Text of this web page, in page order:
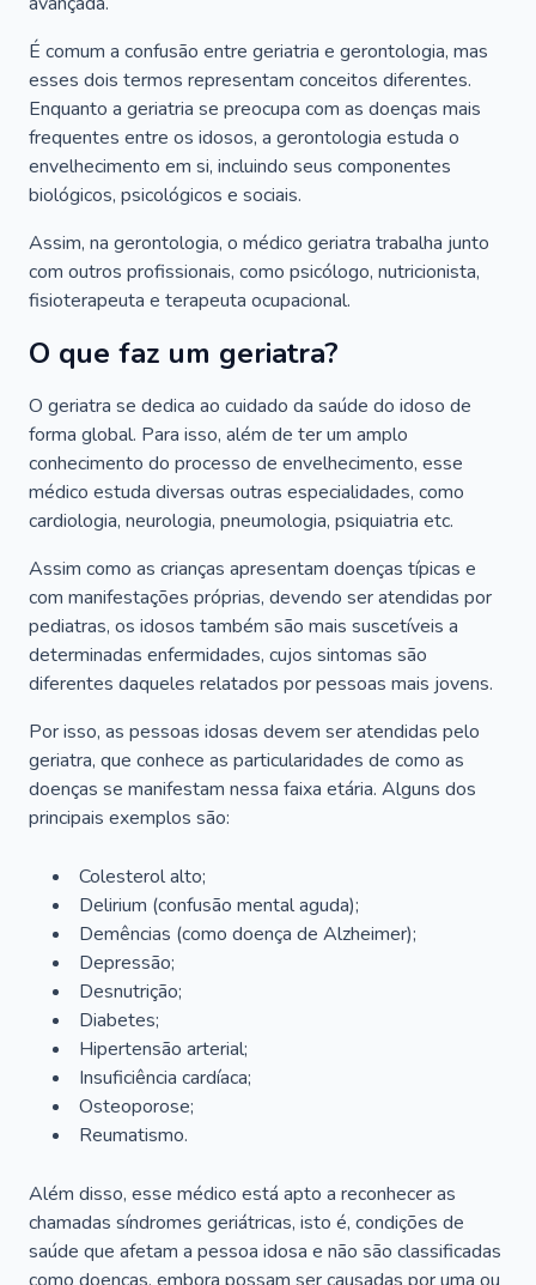
É comum a confusão entre geriatria e gerontologia, mas
esses dois termos representam conceitos diferentes.
Enquanto a geriatria se preocupa com as doenças mais
frequentes entre os idosos, a gerontologia estuda o
envelhecimento em si, incluindo seus componentes
biológicos, psicológicos e sociais.
Assim, na gerontologia, o médico geriatra trabalha junto
com outros profissionais, como psicólogo, nutricionista,
fisioterapeuta e terapeuta ocupacional.
O que faz um geriatra?
O geriatra se dedica ao cuidado da saúde do idoso de
forma global. Para isso, além de ter um amplo
conhecimento do processo de envelhecimento, esse
médico estuda diversas outras especialidades, como
cardiologia, neurologia, pneumologia, psiquiatria etc.
Assim como as crianças apresentam doenças típicas e
com manifestações próprias, devendo ser atendidas por
pediatras, os idosos também são mais suscetíveis a
determinadas enfermidades, cujos sintomas são
diferentes daqueles relatados por pessoas mais jovens.
Por isso, as pessoas idosas devem ser atendidas pelo
geriatra, que conhece as particularidades de como as
doenças se manifestam nessa faixa etária. Alguns dos
principais exemplos são:
Colesterol alto;
Delirium (confusão mental aguda);
Demências (como doença de Alzheimer);
Depressão;
Desnutrição;
Diabetes;
Hipertensão arterial;
Insuficiência cardíaca;
Osteoporose;
Reumatismo.
Além disso, esse médico está apto a reconhecer as
chamadas síndromes geriátricas, isto é, condições de
saúde que afetam a pessoa idosa e não são classificadas